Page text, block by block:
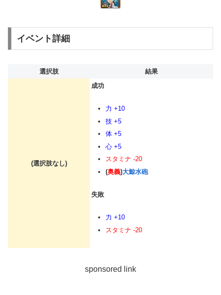
イベント詳細
選択肢 結果
(選択肢なし)
成功
力 +10
技 +5
体 +5
心 +5
スタミナ -20
(奥義)大鯨水砲
失敗
力 +10
スタミナ -20
sponsored link